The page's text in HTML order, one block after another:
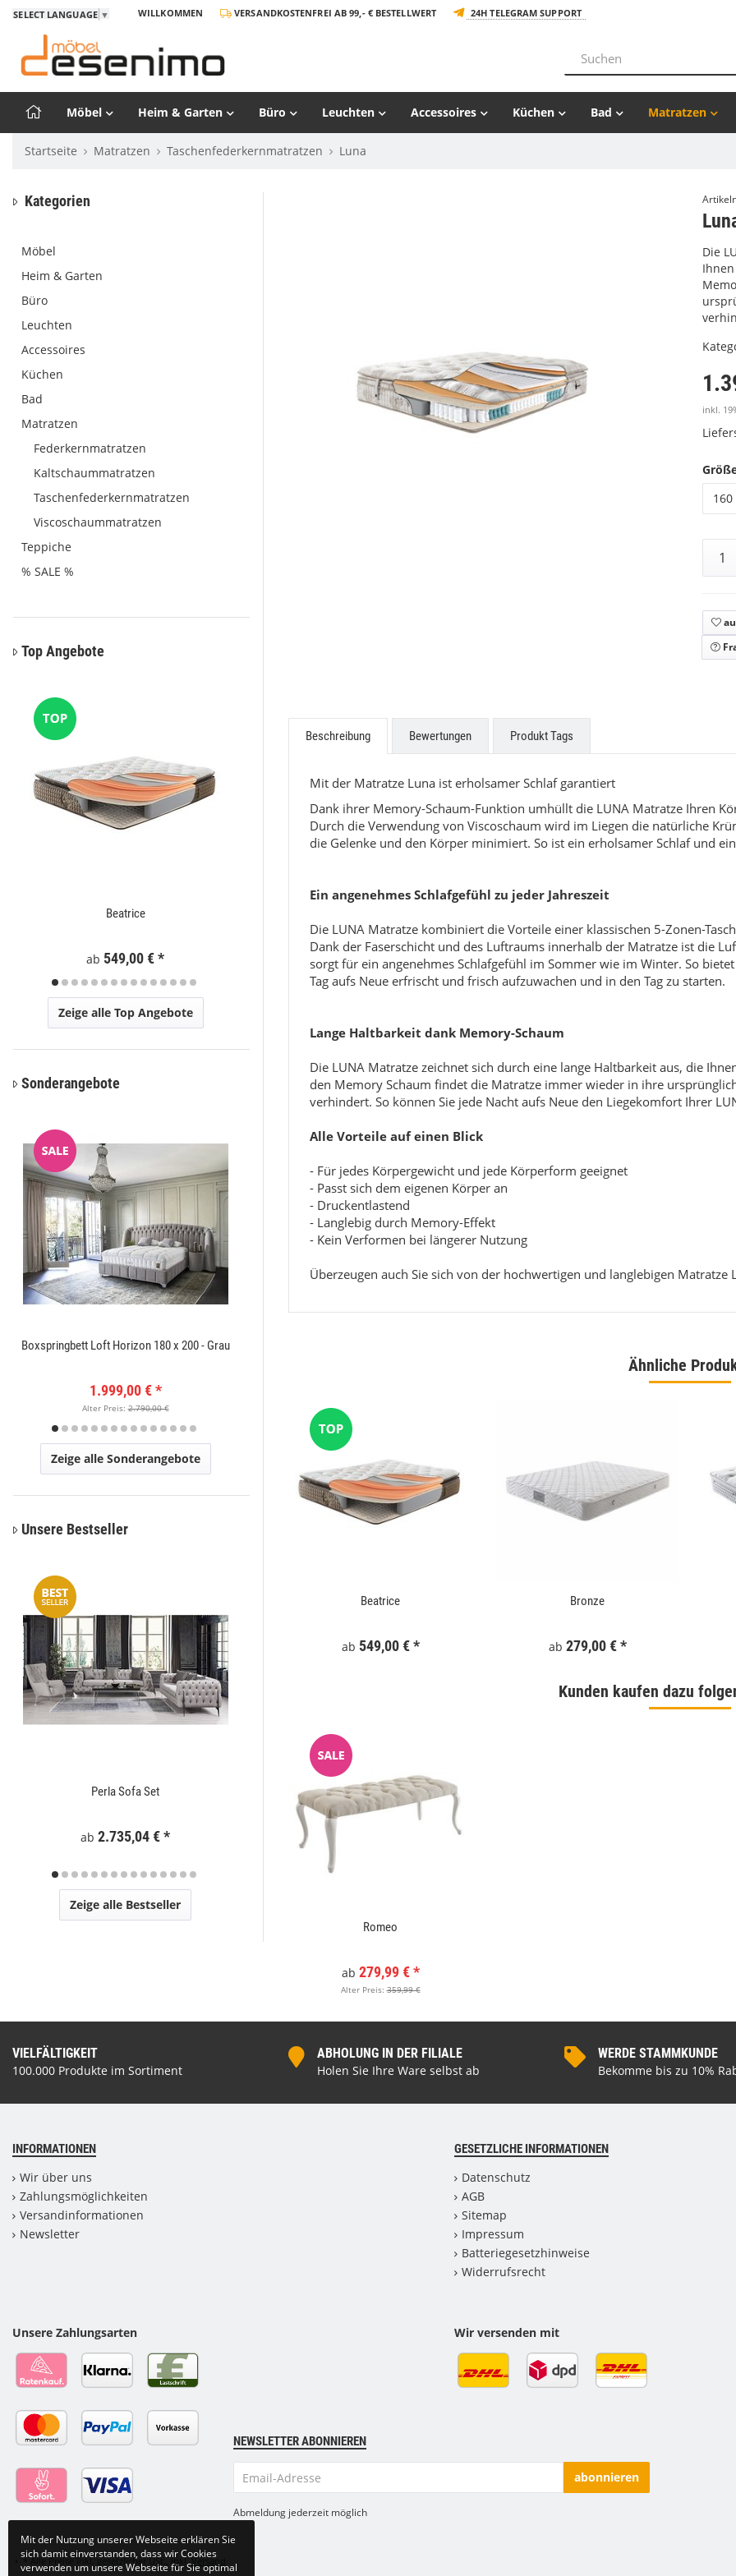
SELECT LANGUAGE ▼ WILLKOMMEN VERSANDKOSTENFREI AB 99,- € BESTELLWERT 24H TELEGRAM SUPPORT
Möbel Heim & Garten Büro Leuchten Accessoires Küchen Bad Matratzen
Startseite Matratzen Taschenfederkernmatratzen Luna
Die
inkl.
160
Beschreibung Bewertungen Produkt Tags
Mit der Matratze Luna ist erholsamer Schlaf garantiert
Dank ihrer Memory-Schaum-Funktion umhüllt die LUNA Matratze Ihren
Durch die Verwendung von Viscoschaum wird im Liegen die natürliche
die Gelenke und den Körper minimiert. So ist ein erholsamer Schlaf und
Ein angenehmes Schlafgefühl zu jeder Jahreszeit
Die LUNA Matratze kombiniert die Vorteile einer klassischen 5-Zonen-
Dank der Faserschicht und des Luftraums innerhalb der Matratze ist die
sorgt für ein angenehmes Schlafgefühl im Sommer wie im Winter. So
Tag aufs Neue erfrischt und frisch aufzuwachen und in den Tag zu starten.
Lange Haltbarkeit dank Memory-Schaum
Die LUNA Matratze zeichnet sich durch eine lange Haltbarkeit aus, die
den Memory Schaum findet die Matratze immer wieder in ihre
verhindert. So können Sie jede Nacht aufs Neue den Liegekomfort Ihrer
Alle Vorteile auf einen Blick
- Für jedes Körpergewicht und jede Körperform geeignet
- Passt sich dem eigenen Körper an
- Druckentlastend
- Langlebig durch Memory-Effekt
- Kein Verformen bei längerer Nutzung
Überzeugen auch Sie sich von der hochwertigen und langlebigen Matratze
Ähnliche
ab549,00 € *
Beatrice
ab 549,00 € *
Bronze
ab 279,00 € *
Kunden kaufen dazu
Romeo
ab 279,99 € *
Alter Preis:359,99 €
Kategorien
Möbel
Heim & Garten
Büro
Leuchten
Accessoires
Küchen
Bad
Matratzen
Federkernmatratzen
Kaltschaummatratzen
Taschenfederkernmatratzen
Viscoschaummatratzen
Teppiche
% SALE %
Top Angebote
Beatrice
ab 549,00 €* Preis auf Anfrage Preis auf Anfrage
Zeige alle Top Angebote
Sonderangebote
Boxspringbett Loft Horizon 180 x 200 - Grau
1.999,00 € *
Alter Preis:2.790,00 € Alter Preis:
Zeige alle Sonderangebote
Unsere Bestseller
Perla Sofa Set
ab 2.735,04 €*
Zaunelement WPC 180x186 cm Schwarz
Zeige alle Bestseller
VIELFÄLTIGKEIT
100.000 Produkte im Sortiment
ABHOLUNG IN DER FILIALE
Holen Sie Ihre Ware selbst ab
WERDE STAMMKUNDE
Bekomme bis zu 10%
INFORMATIONEN
Wir über uns
Zahlungsmöglichkeiten
Versandinformationen
Newsletter
GESETZLICHE INFORMATIONEN
Datenschutz
AGB
Sitemap
Impressum
Batteriegesetzhinweise
Widerrufsrecht
Unsere Zahlungsarten Wir versenden mit
NEWSLETTER ABONNIEREN
Adresse
abonnieren
Abmeldung jederzeit möglich
•*Alle Preise inkl. gesetzlicher USt., inkl.Versand
Mit der Nutzung unserer Webseite erklären Sie
sich damit einverstanden, dass wir Cookies
verwenden um unsere Webseite für Sie optimal